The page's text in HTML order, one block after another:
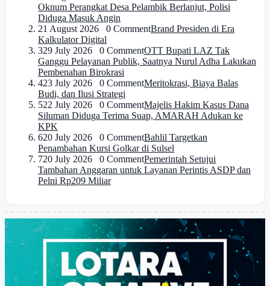
Oknum Perangkat Desa Pelambik Berlanjut, Polisi
Diduga Masuk Angin
21 August 2026 0 CommentBrand Presiden di Era
Kalkulator Digital
329 July 2026 0 CommentOTT Bupati LAZ Tak
Ganggu Pelayanan Publik, Saatnya Nurul Adha Lakukan
Pembenahan Birokrasi
423 July 2026 0 CommentMeritokrasi, Biaya Balas
Budi, dan Ilusi Strategi
522 July 2026 0 CommentMajelis Hakim Kasus Dana
Siluman Diduga Terima Suap, AMARAH Adukan ke
KPK
620 July 2026 0 CommentBahlil Targetkan
Penambahan Kursi Golkar di Sulsel
720 July 2026 0 CommentPemerintah Setujui
Tambahan Anggaran untuk Layanan Perintis ASDP dan
Pelni Rp209 Miliar